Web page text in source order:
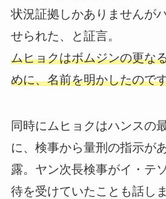
状況証拠しかありませんが
せられた、と証言。
ムヒョクはボムジンの更な
めに、名前を明かしたので
同時にムヒョクはハンスの
に、検事から量刑の指示が
露。ヤン次長検事がイ・テ
待を受けていたことも話し